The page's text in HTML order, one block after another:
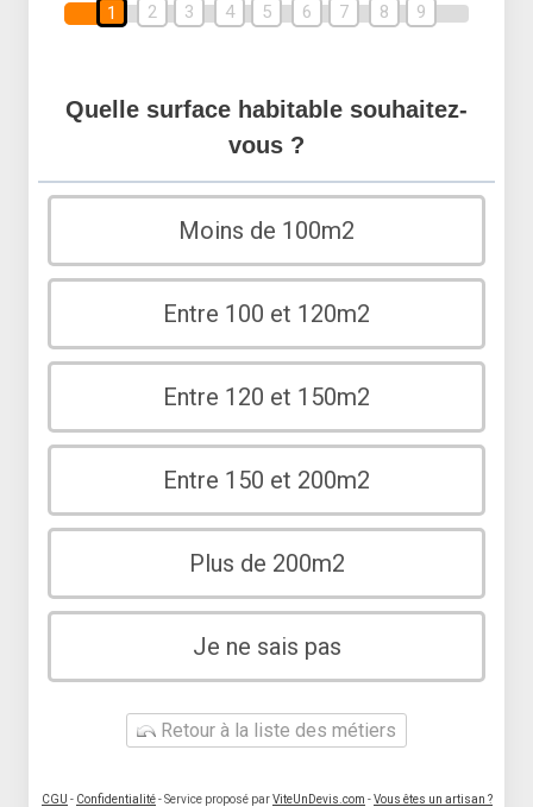
1 2 3 4 5 6 7 8 9
Quelle surface habitable souhaitez-
vous ?
Moins de 100m2
Entre 100 et 120m2
Entre 120 et 150m2
Entre 150 et 200m2
Plus de 200m2
Je ne sais pas
Retour à la liste des métiers
CGU - Confidentialité- Service proposé parViteUnDevis.com -Vous êtes un artisan ?